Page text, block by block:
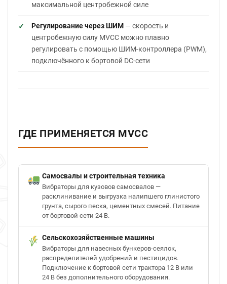
максимальной центробежной силе
Регулирование через ШИМ — скорость и
центробежную силу MVCC можно плавно
регулировать с помощью ШИМ-контроллера (PWM),
подключённого к бортовой DC-сети
ГДЕ ПРИМЕНЯЕТСЯ MVCC
Самосвалы и строительная техника
Вибраторы для кузовов самосвалов —
расклинивание и выгрузка налипшего глинистого
грунта, сырого песка, цементных смесей. Питание
от бортовой сети 24 В.
Сельскохозяйственные машины
Вибраторы для навесных бункеров-сеялок,
распределителей удобрений и пестицидов.
Подключение к бортовой сети трактора 12 В или
24 В без дополнительного оборудования.